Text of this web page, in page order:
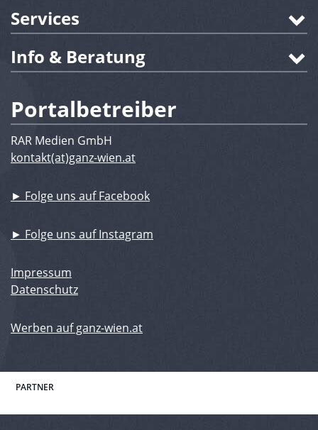
Services
Info & Beratung
Portalbetreiber
RAR Medien GmbH
kontakt(at)ganz-wien.at
► Folge uns auf Facebook
► Folge uns auf Instagram
Impressum
Datenschutz
Werben auf ganz-wien.at
PARTNER